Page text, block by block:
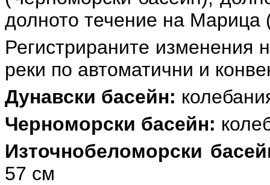
долното течение на Марица
Регистрираните изменения
реки по автоматични и
Дунавски басейн:
Черноморски басейн:
Източнобеломорски
57 см